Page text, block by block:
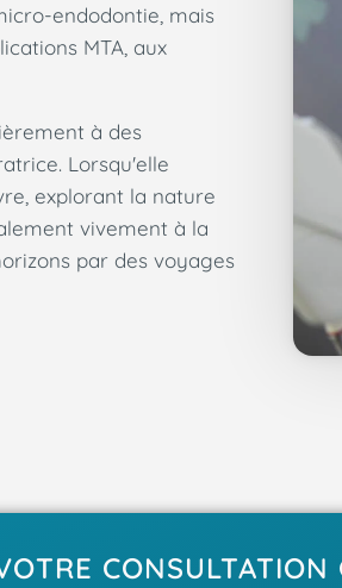
endodontie, mais
MTA, aux
à des
Lorsqu'elle
explorant la nature
vivement à la
par des voyages
CONSULTATION